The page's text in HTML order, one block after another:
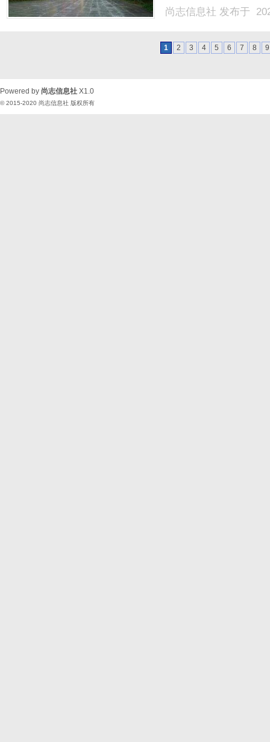
内容、以及具体案例
在特定地理位置的搜
尚志信息社 发布于
1 2 3 4 5 6 7 8 9
Powered by 尚志信息社 X1.0
© 2015-2020 尚志信息社 版权所有